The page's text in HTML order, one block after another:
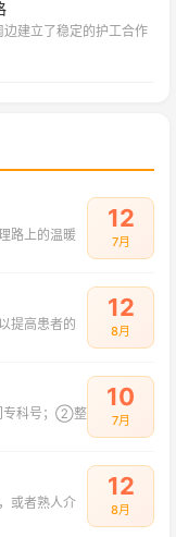
建立了稳定的护工合作
路上的温暖
12
7月
提高患者的
12
8月
专科号；②整
10
7月
或者熟人介
12
8月